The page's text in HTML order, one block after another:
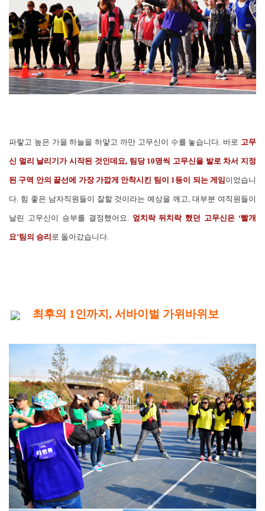
파랗고 높은 가을 하늘을 하얗고 까만 고무신이 수를 놓습니다. 바로 고무
신 멀리 날리기가 시작된 것인데요, 팀당 10명씩 고무신을 발로 차서 지정
된 구역 안의 끝선에 가장 가깝게 안착시킨 팀이 1등이 되는 게임 이었습니
다. 힘 좋은 남자직원들이 잘할 것이라는 예상을 깨고, 대부분 여직원들이
날린 고무신이 승부를 결정했어요. 엎치락 뒤치락 했던 고무신은 ‘빨개
요’팀의 승리 로 돌아갔습니다.
최후의 1인까지, 서바이벌 가위바위보